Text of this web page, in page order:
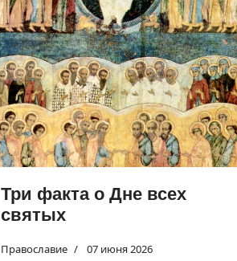
Три факта о Дне всех
святых
Православие 07 июня 2026